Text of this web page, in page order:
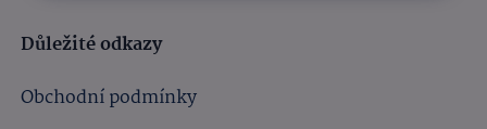
Důležité odkazy
Obchodní podmínky